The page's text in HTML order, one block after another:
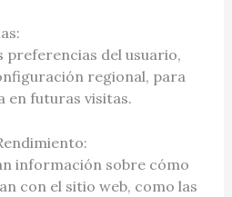
del usuario,
regional, para
en futuras visitas.
información sobre cómo
con el sitio web, como las